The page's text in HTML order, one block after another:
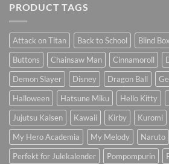
PRODUCT TAGS
Attack on Titan Back to School Blind Box
Buttons
Chainsaw Man Cinnamoroll
Demon Slayer
Disney Dragon Ball
Halloween
Hatsune Miku Hello Kitty
Jujutsu Kaisen
Kawaii Kirby Kuromi
My Hero Academia
My Melody Naruto
Perfekt for Julekalender
Pompompurin